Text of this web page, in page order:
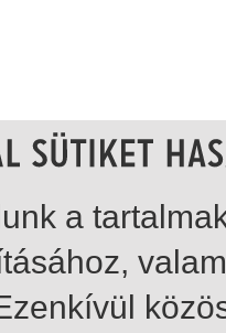
a